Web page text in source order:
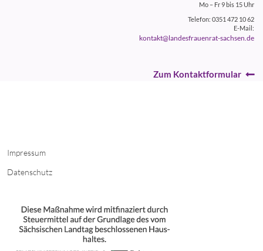
Mo – Fr 9 bis 15 Uhr
Telefon: 0351 472 10 62
E-Mail:
kontakt@landesfrauenrat-sachsen.de
Zum Kontaktformular
Impressum
Datenschutz